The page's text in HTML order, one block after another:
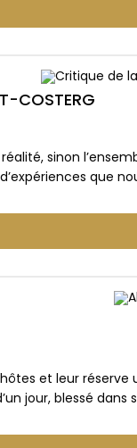
COSTERG
on réalité, sinon
que
et leur
jour, blessé